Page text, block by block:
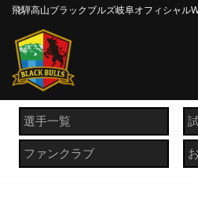
コ
ン
テ
ン
へ
飛騨高山ブラックブルズ岐阜オフィシャル
選手一覧
ファンクラブ